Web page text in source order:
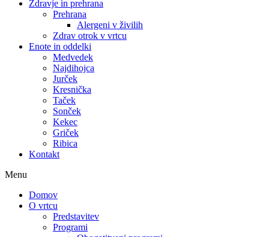
Zdravje in prehrana
Prehrana
Alergeni v živilih
Zdrav otrok v vrtcu
Enote in oddelki
Medvedek
Najdihojca
Jurček
Kresnička
Taček
Sonček
Kekec
Griček
Ribica
Kontakt
Menu
Domov
O vrtcu
Predstavitev
Programi